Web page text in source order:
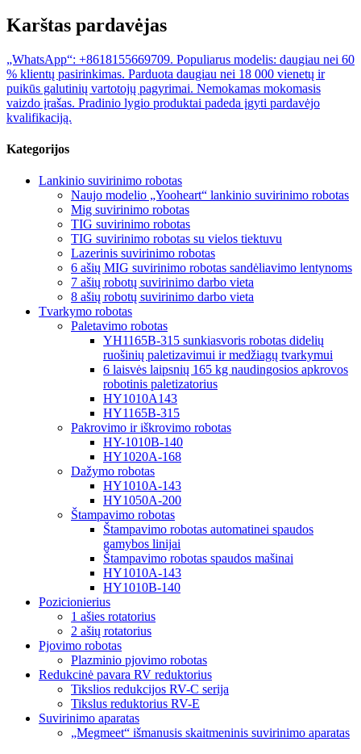
Karštas pardavėjas
„WhatsApp“: +8618155669709. Populiarus modelis: daugiau nei 60
% klientų pasirinkimas. Parduota daugiau nei 18 000 vienetų ir
puikūs galutinių vartotojų pagyrimai. Nemokamas mokomasis
vaizdo įrašas. Pradinio lygio produktai padeda įgyti pardavėjo
kvalifikaciją.
Kategorijos
Lankinio suvirinimo robotas
Naujo modelio „Yooheart“ lankinio suvirinimo robotas
Mig suvirinimo robotas
TIG suvirinimo robotas
TIG suvirinimo robotas su vielos tiektuvu
Lazerinis suvirinimo robotas
6 ašių MIG suvirinimo robotas sandėliavimo lentynoms
7 ašių robotų suvirinimo darbo vieta
8 ašių robotų suvirinimo darbo vieta
Tvarkymo robotas
Paletavimo robotas
YH1165B-315 sunkiasvoris robotas didelių
ruošinių paletizavimui ir medžiagų tvarkymui
6 laisvės laipsnių 165 kg naudingosios apkrovos
robotinis paletizatorius
HY1010A143
HY1165B-315
Pakrovimo ir iškrovimo robotas
HY-1010B-140
HY1020A-168
Dažymo robotas
HY1010A-143
HY1050A-200
Štampavimo robotas
Štampavimo robotas automatinei spaudos
gamybos linijai
Štampavimo robotas spaudos mašinai
HY1010A-143
HY1010B-140
Pozicionierius
1 ašies rotatorius
2 ašių rotatorius
Pjovimo robotas
Plazminio pjovimo robotas
Redukcinė pavara RV reduktorius
Tikslios redukcijos RV-C serija
Tikslus reduktorius RV-E
Suvirinimo aparatas
„Megmeet“ išmanusis skaitmeninis suvirinimo aparatas